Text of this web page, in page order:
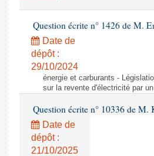
Question écrite n° 1426 de M.
Date de
dépôt :
29/10/2024
énergie et carburants -
sur la revente d'électricité par
Question écrite n° 10336 de M.
Date de
dépôt :
21/10/2025